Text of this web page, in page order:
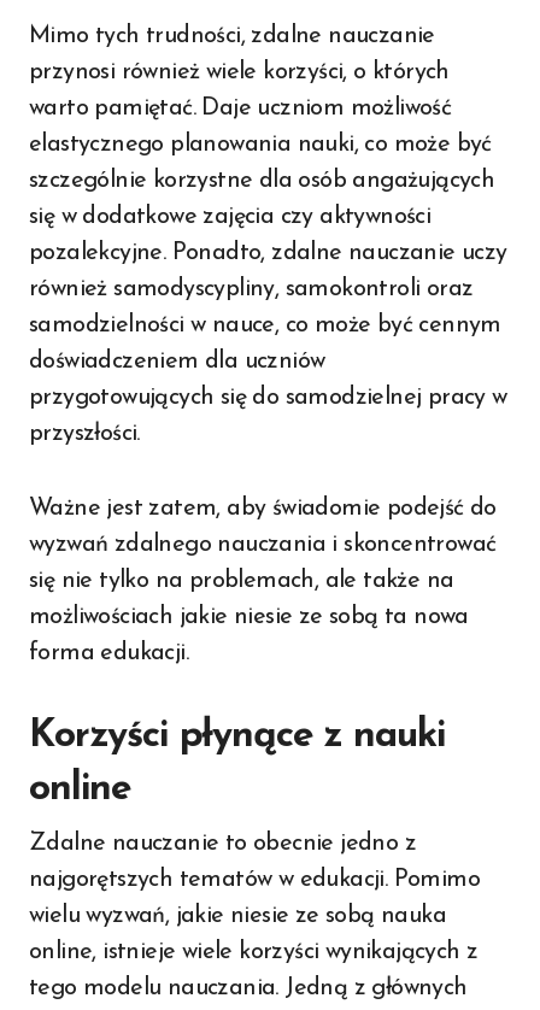
Mimo tych trudności, zdalne nauczanie
przynosi również wiele korzyści, o których
warto pamiętać. Daje uczniom możliwość
elastycznego planowania nauki, co może być
szczególnie korzystne dla osób angażujących
się w dodatkowe zajęcia czy aktywności
pozalekcyjne. Ponadto, zdalne nauczanie uczy
również samodyscypliny, samokontroli oraz
samodzielności w nauce, co może być cennym
doświadczeniem dla uczniów
przygotowujących się do samodzielnej pracy w
przyszłości.
Ważne jest zatem, aby świadomie podejść do
wyzwań zdalnego nauczania i skoncentrować
się nie tylko na problemach, ale także na
możliwościach jakie niesie ze sobą ta nowa
forma edukacji.
Korzyści płynące z nauki
online
Zdalne nauczanie to obecnie jedno z
najgorętszych tematów w edukacji. Pomimo
wielu wyzwań, jakie niesie ze sobą nauka
online, istnieje wiele korzyści wynikających z
tego modelu nauczania. Jedną z głównych